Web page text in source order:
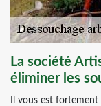
La société
éliminer les
Il vous est